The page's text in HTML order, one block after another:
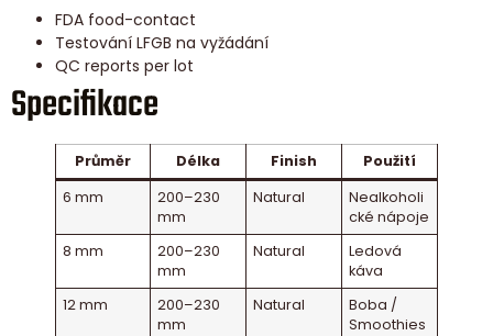
FDA food-contact
Testování LFGB na vyžádání
QC reports per lot
Specifikace
Průměr Délka Finish
Použití
6 mm
200–230
mm
Natural
Nealkoholi
cké nápoje
8 mm
200–230
mm
Natural
Ledová
káva
12 mm
200–230
mm
Natural
Boba /
Smoothies